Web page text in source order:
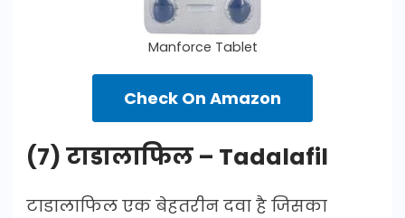
Manforce Tablet
Check On Amazon
(7) टाडालाफिल – Tadalafil
टाडालाफिल एक बेहतरीन दवा है जिसका